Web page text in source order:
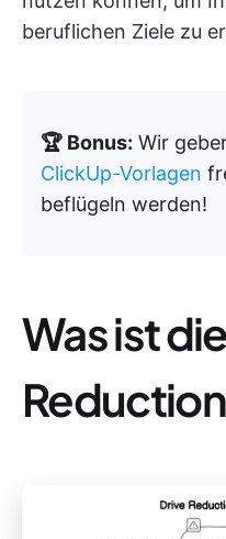
beruflichen Ziele zu
🏆 Bonus: Wir
ClickUp-Vorlagen
beflügeln werden!
Was ist